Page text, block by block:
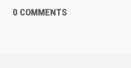
0 COMMENTS